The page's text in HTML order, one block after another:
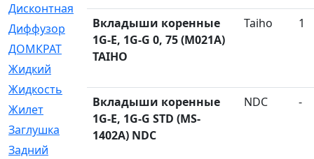
Дисконтная
[1]
Диффузор
[1]
ДОМКРАТ
[1]
Жидкий
Жидкость
[80]
Жилет
[1]
Заглушка
[21]
Задний
Вкладыши коренные
1G-E, 1G-G 0, 75 (M021A)
TAIHO
Taiho 1
Вкладыши коренные
1G-E, 1G-G STD (MS-
1402A) NDC
NDC -